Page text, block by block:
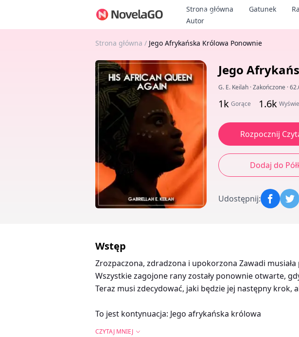
Strona główna Gatunek
Autor
Bonus
Strona główna / Jego Afrykańska Królowa Ponownie
Jego
G. E. Keilah ·Zakończone ·
1k Gorące 1.6k
Rozpocznij
Dodaj do
Udostępnij:
Wstęp
Zrozpaczona, zdradzona i upokorzona Zawadi
Wszystkie zagojone rany zostały ponownie otwarte,
Teraz musi zdecydować, jaki będzie jej następny krok,
To jest kontynuacja: Jego afrykańska królowa
CZYTAJ MNIEJ